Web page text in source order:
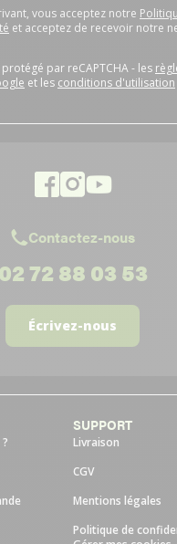
vous acceptez notre
et acceptez de recevoir notre
par reCAPTCHA - les
et les conditions d'utilisation
Contactez-nous
02 72 88 03 53
Écrivez-nous
SUPPORT
Livraison
CGV
Mentions légales
Politique de